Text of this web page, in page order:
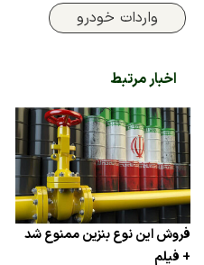
واردات خودرو
اخبار مرتبط
فروش این نوع بنزین ممنوع شد
+ فیلم